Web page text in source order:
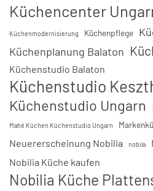
Küchencenter
Küchenmodernisierung Küchenpflege
Küchenplanung Balaton
Küchenstudio Balaton
Küchenstudio
Küchenstudio Ungarn
Mahé Küchen Küchenstudio Ungarn
Neuererscheinung Nobilia nobila
Nobilia Küche kaufen
Nobilia Küche